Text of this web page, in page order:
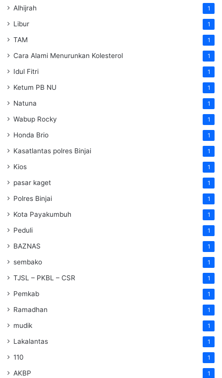
Alhijrah 1
Libur 1
TAM 1
Cara Alami Menurunkan Kolesterol 1
Idul Fitri 1
Ketum PB NU 1
Natuna 1
Wabup Rocky 1
Honda Brio 1
Kasatlantas polres Binjai 1
Kios 1
pasar kaget 1
Polres Binjai 1
Kota Payakumbuh 1
Peduli 1
BAZNAS 1
sembako 1
TJSL – PKBL – CSR 1
Pemkab 1
Ramadhan 1
mudik 1
Lakalantas 1
110 1
AKBP 1